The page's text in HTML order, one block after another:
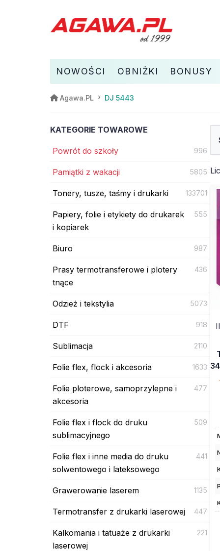
NOWOŚCI OBNIŻKI BONUSY
Agawa.PL DJ 5443
KATEGORIE TOWAROWE
Powrót do szkoły 996
Pamiątki z wakacji 5805
Tonery, tusze, taśmy i drukarki 133701
Papiery, folie i etykiety do drukarek
i kopiarek
555
Biuro 987
Prasy termotransferowe i plotery
tnące
436
Odzież i tekstylia 5073
DTF 918
Sublimacja 2110
Folie flex, flock i akcesoria 1633
Folie ploterowe, samoprzylepne i
akcesoria
477
Folie flex i flock do druku
sublimacyjnego
509
Folie flex i inne media do druku
solwentowego i lateksowego
441
Grawerowanie laserem 1135
Termotransfer z drukarki laserowej 447
Kalkomania i tatuaże z drukarki
laserowej
221